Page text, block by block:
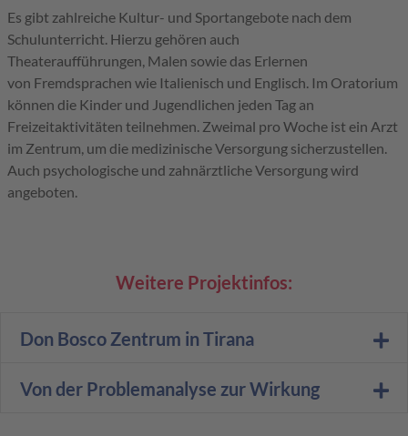
Es gibt zahlreiche Kultur- und Sportangebote nach dem
Schulunterricht. Hierzu gehören auch
Theateraufführungen, Malen sowie das Erlernen
von Fremdsprachen wie Italienisch und Englisch. Im Oratorium
können die Kinder und Jugendlichen jeden Tag an
Freizeitaktivitäten teilnehmen. Zweimal pro Woche ist ein Arzt
im Zentrum, um die medizinische Versorgung sicherzustellen.
Auch psychologische und zahnärztliche Versorgung wird
angeboten.
Weitere Projektinfos:
Don Bosco Zentrum in Tirana
Von der Problemanalyse zur Wirkung